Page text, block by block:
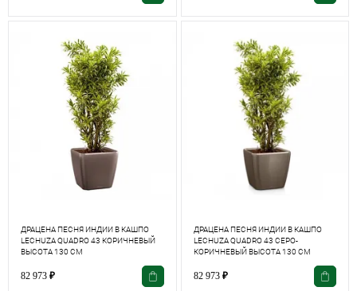
ДРАЦЕНА ПЕСНЯ ИНДИИ В КАШПО
LECHUZA QUADRO 43 КОРИЧНЕВЫЙ
ВЫСОТА 130 СМ
82 973 ₽
ДРАЦЕНА ПЕСНЯ ИНДИИ В КАШПО
LECHUZA QUADRO 43 СЕРО-
КОРИЧНЕВЫЙ ВЫСОТА 130 СМ
82 973 ₽